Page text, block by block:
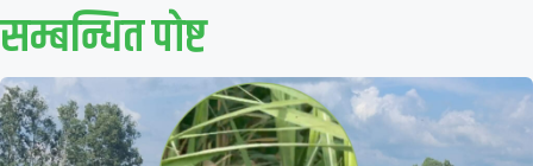
सम्बन्धित पाेष्ट